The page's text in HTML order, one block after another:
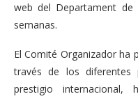
web del Departament de
semanas.
El Comité Organizador ha
través de los
prestigio